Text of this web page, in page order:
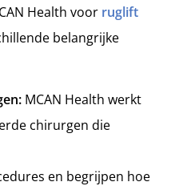
Health voor ruglift
belangrijke
MCAN Health werkt
chirurgen die
en begrijpen hoe